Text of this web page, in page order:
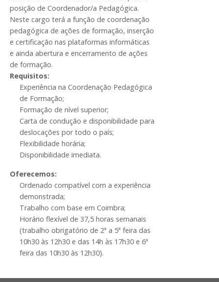
posição de Coordenador/a Pedagógica.
Neste cargo terá a função de coordenação
pedagógica de ações de formação, inserção
e certificação nas plataformas informáticas
e ainda abertura e encerramento de ações
de formação.
Requisitos:
Experiência na Coordenação Pedagógica
de Formação;
Formação de nível superior;
Carta de condução e disponibilidade para
deslocações por todo o país;
Flexibilidade horária;
Disponibilidade imediata.
Oferecemos:
Ordenado compatível com a experiência
demonstrada;
Trabalho com base em Coimbra;
Horário flexível de 37,5 horas semanais
(trabalho obrigatório de 2ª a 5ª feira das
10h30 às 12h30 e das 14h às 17h30 e 6ª
feira das 10h30 às 12h30).